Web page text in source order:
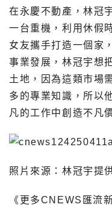
在永慶不動產，林冠
一台重機，利用休假
女友攜手打造一個家
事業發展，林冠宇想
土地，因為這類市場
多的專業知識，所以
凡的工作中創造不凡
照片來源：林冠宇提
《更多CNEWS匯流